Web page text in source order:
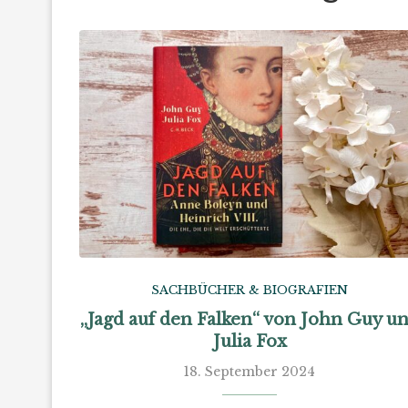
SACHBÜCHER & BIOGRAFIEN
„Jagd auf den Falken“ von John Guy
Julia Fox
18. September 2024